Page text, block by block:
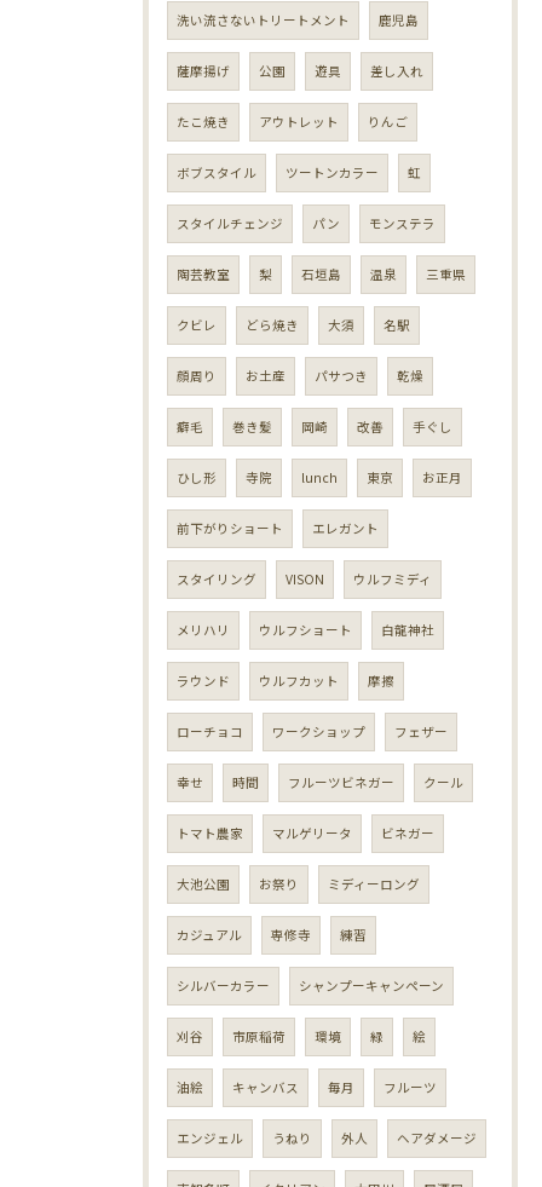
洗い流さないトリートメント 鹿児島
薩摩揚げ 公園 遊具 差し入れ
たこ焼き アウトレット りんご
ボブスタイル ツートンカラー 虹
スタイルチェンジ パン モンステラ
陶芸教室 梨 石垣島 温泉 三重県
クビレ どら焼き 大須 名駅
顔周り お土産 パサつき 乾燥
癖毛 巻き髪 岡崎 改善 手ぐし
ひし形 寺院 lunch 東京 お正月
前下がりショート エレガント
スタイリング VISON ウルフミディ
メリハリ ウルフショート 白龍神社
ラウンド ウルフカット 摩擦
ローチョコ ワークショップ フェザー
幸せ 時間 フルーツビネガー クール
トマト農家 マルゲリータ ビネガー
大池公園 お祭り ミディーロング
カジュアル 専修寺 練習
シルバーカラー シャンプーキャンペーン
刈谷 市原稲荷 環境 緑 絵
油絵 キャンバス 毎月 フルーツ
エンジェル うねり 外人 ヘアダメージ